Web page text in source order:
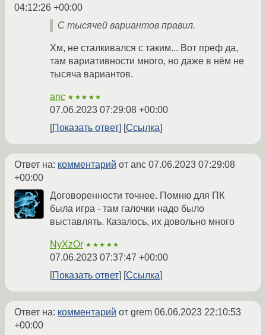
04:12:26 +00:00
С тысячей вариантов правил.
Хм, не сталкивался с таким... Вот преф да,
там вариативности много, но даже в нём не
тысяча вариантов.
anc ★★★★★
07.06.2023 07:29:08 +00:00
Показать ответ
Ссылка
Ответ на: комментарий от anc 07.06.2023 07:29:08
+00:00
Договоренности точнее. Помню для ПК
была игра - там галочки надо было
выставлять. Казалось, их довольно много
NyXzOr ★★★★★
07.06.2023 07:37:47 +00:00
Показать ответ
Ссылка
Ответ на: комментарий от grem 06.06.2023 22:10:53
+00:00